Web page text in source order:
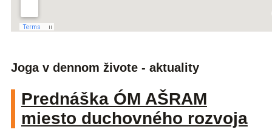
Joga v dennom živote - aktuality
Prednáška ÓM AŠRAM
miesto duchovného rozvoja